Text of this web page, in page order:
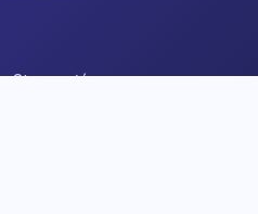
Strona główna